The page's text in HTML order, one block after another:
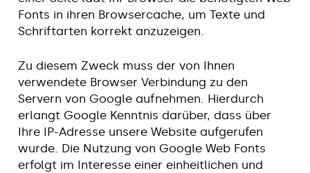
Fonts in ihren Browsercache, um Texte und
Schriftarten korrekt anzuzeigen.
Zu diesem Zweck muss der von Ihnen
verwendete Browser Verbindung zu den
Servern von Google aufnehmen. Hierdurch
erlangt Google Kenntnis darüber, dass über
Ihre IP-Adresse unsere Website aufgerufen
wurde. Die Nutzung von Google Web Fonts
erfolgt im Interesse einer einheitlichen und